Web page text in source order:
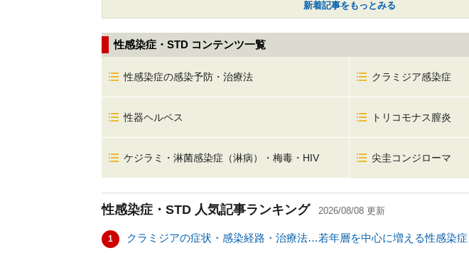
新着記事をもっとみる
性感染症・STD コンテンツ一覧
性感染症の感染予防・治療法 クラミジア感染症
性器ヘルペス トリコモナス膣炎
ケジラミ・淋菌感染症（淋病）・梅毒・HIV 尖圭コンジローマ
性感染症・STD 人気記事ランキング 2026/08/08 更新
1 クラミジアの症状・感染経路・治療法…若年層を中心に増える性感染症